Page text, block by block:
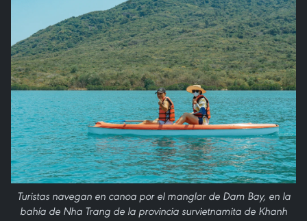
Turistas navegan en canoa por el manglar de Dam Bay, en la
bahía de Nha Trang de la provincia survietnamita de Khanh